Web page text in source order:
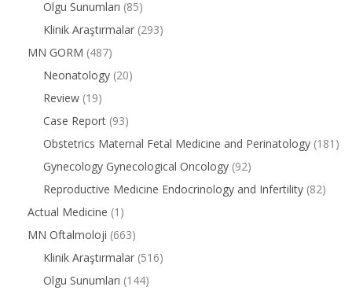
Olgu Sunumları (85)
Klinik Araştırmalar (293)
MN GORM (487)
Neonatology (20)
Review (19)
Case Report (93)
Obstetrics Maternal Fetal Medicine and Perinatology (181)
Gynecology Gynecological Oncology (92)
Reproductive Medicine Endocrinology and Infertility (82)
Actual Medicine (1)
MN Oftalmoloji (663)
Klinik Araştırmalar (516)
Olgu Sunumları (144)